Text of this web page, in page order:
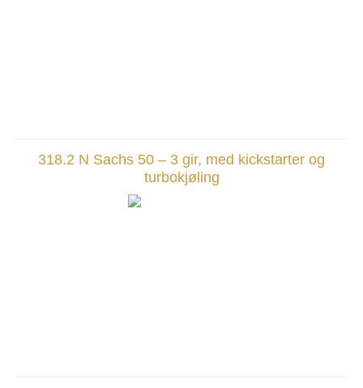
318.2 N Sachs 50 – 3 gir, med kickstarter og
turbokjøling